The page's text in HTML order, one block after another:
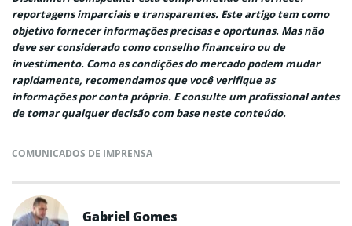
reportagens imparciais e transparentes. Este artigo tem como
objetivo fornecer informações precisas e oportunas. Mas não
deve ser considerado como conselho financeiro ou de
investimento. Como as condições do mercado podem mudar
rapidamente, recomendamos que você verifique as
informações por conta própria. E consulte um profissional antes
de tomar qualquer decisão com base neste conteúdo.
COMUNICADOS DE IMPRENSA
Gabriel Gomes